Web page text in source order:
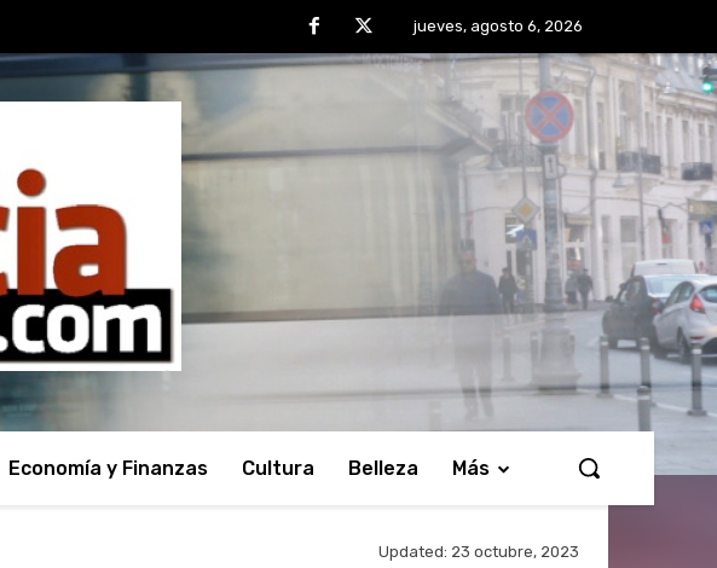
jueves, agosto 6, 2026
Economía y Finanzas Cultura Belleza Más
Updated: 23 octubre, 2023